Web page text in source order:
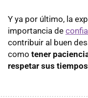
Y ya por último, la
importancia de
contribuir al buen
como tener
respetar sus tiempos